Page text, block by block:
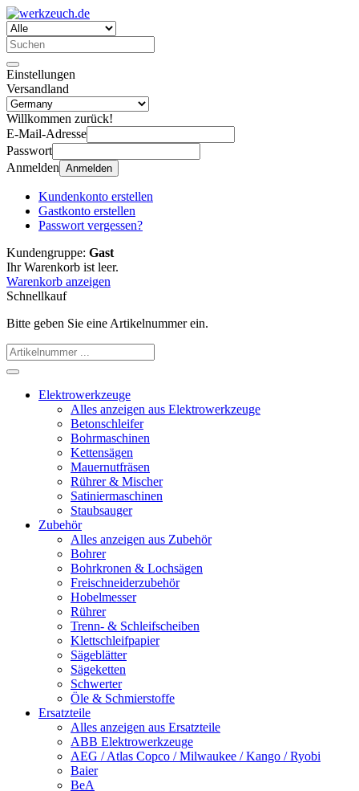
Einstellungen
Versandland
Willkommen zurück!
E-Mail-Adresse
Passwort
Anmelden Anmelden
Kundenkonto erstellen
Gastkonto erstellen
Passwort vergessen?
Kundengruppe: Gast
Ihr Warenkorb ist leer.
Warenkorb anzeigen
Schnellkauf
Bitte geben Sie eine Artikelnummer ein.
Elektrowerkzeuge
Alles anzeigen aus Elektrowerkzeuge
Betonschleifer
Bohrmaschinen
Kettensägen
Mauernutfräsen
Rührer & Mischer
Satiniermaschinen
Staubsauger
Zubehör
Alles anzeigen aus Zubehör
Bohrer
Bohrkronen & Lochsägen
Freischneiderzubehör
Hobelmesser
Rührer
Trenn- & Schleifscheiben
Klettschleifpapier
Sägeblätter
Sägeketten
Schwerter
Öle & Schmierstoffe
Ersatzteile
Alles anzeigen aus Ersatzteile
ABB Elektrowerkzeuge
AEG / Atlas Copco / Milwaukee / Kango / Ryobi
Baier
BeA